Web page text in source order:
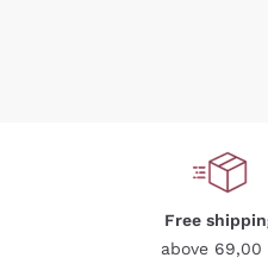
Free
above 69,00